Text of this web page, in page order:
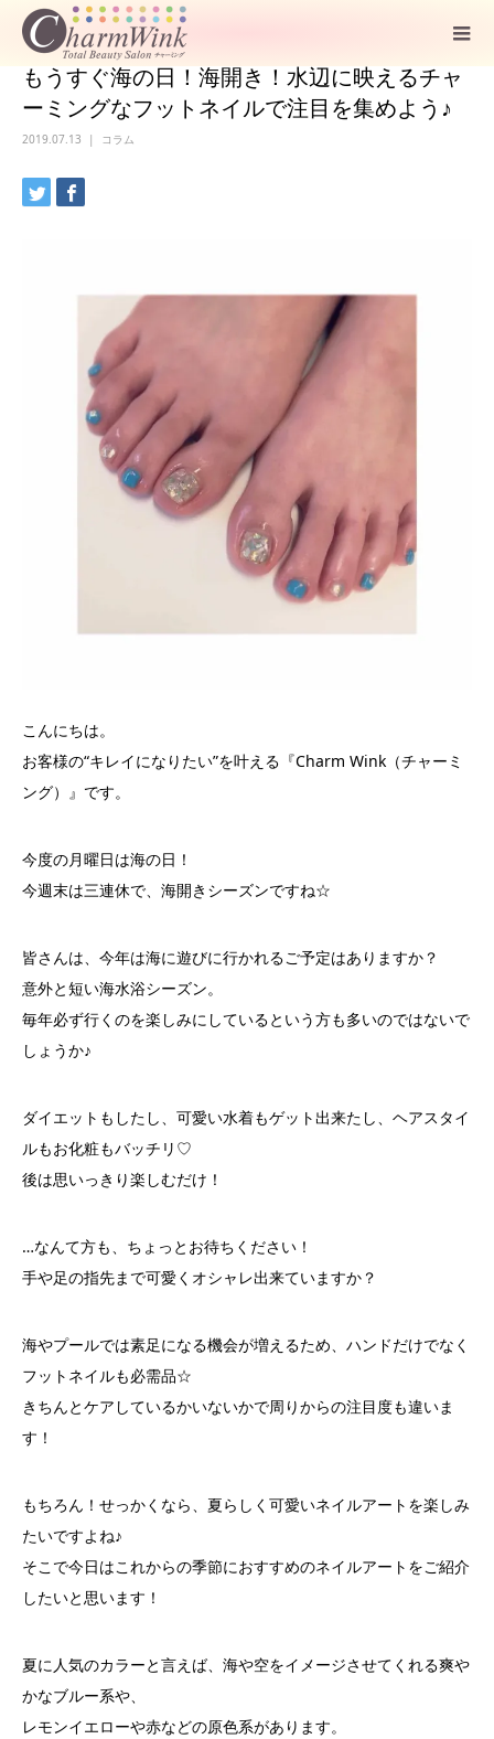
もうすぐ海の日！海開き！水辺に映えるチャ
ーミングなフットネイルで注目を集めよう♪
2019.07.13 コラム
こんにちは。
お客様の“キレイになりたい”を叶える『Charm Wink（チャーミ
ング）』です。
今度の月曜日は海の日！
今週末は三連休で、海開きシーズンですね☆
皆さんは、今年は海に遊びに行かれるご予定はありますか？
意外と短い海水浴シーズン。
毎年必ず行くのを楽しみにしているという方も多いのではないで
しょうか♪
ダイエットもしたし、可愛い水着もゲット出来たし、ヘアスタイ
ルもお化粧もバッチリ♡
後は思いっきり楽しむだけ！
…なんて方も、ちょっとお待ちください！
手や足の指先まで可愛くオシャレ出来ていますか？
海やプールでは素足になる機会が増えるため、ハンドだけでなく
フットネイルも必需品☆
きちんとケアしているかいないかで周りからの注目度も違いま
す！
もちろん！せっかくなら、夏らしく可愛いネイルアートを楽しみ
たいですよね♪
そこで今日はこれからの季節におすすめのネイルアートをご紹介
したいと思います！
夏に人気のカラーと言えば、海や空をイメージさせてくれる爽や
かなブルー系や、
レモンイエローや赤などの原色系があります。